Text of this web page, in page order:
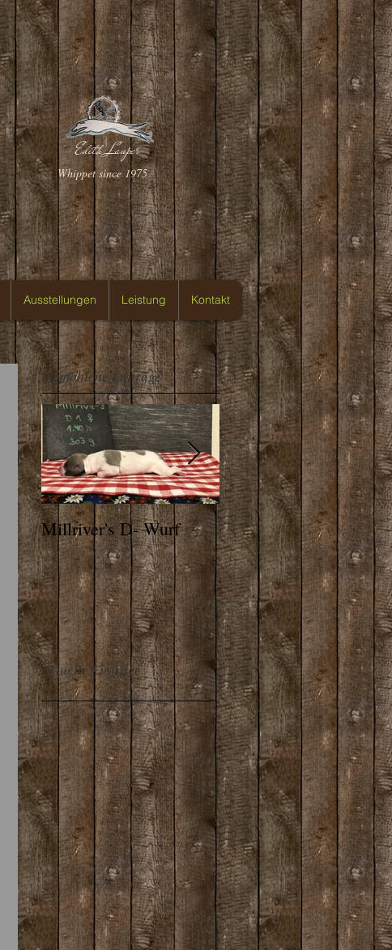
Edith Lauper
Whippet since 1975
Ausstellungen Leistung Kontakt
Empfohlene Einträge
Millriver's D- Wurf THE ALPS WHIPPET
Aktuelle Einträge